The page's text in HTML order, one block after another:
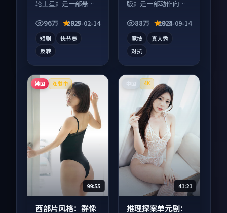
轮上星》是一部悬疑
持续发酵，适合周末
96万 9.9
2025-02-14
短剧
快节奏
反转
版》是一部动作向综
错过，字幕区常有惊
88万 9.9
2024-09-14
竞技
真人秀
对抗
韩国 连载中
99:55
西部片风格：群像
4K
41:21
推理探案单元剧：